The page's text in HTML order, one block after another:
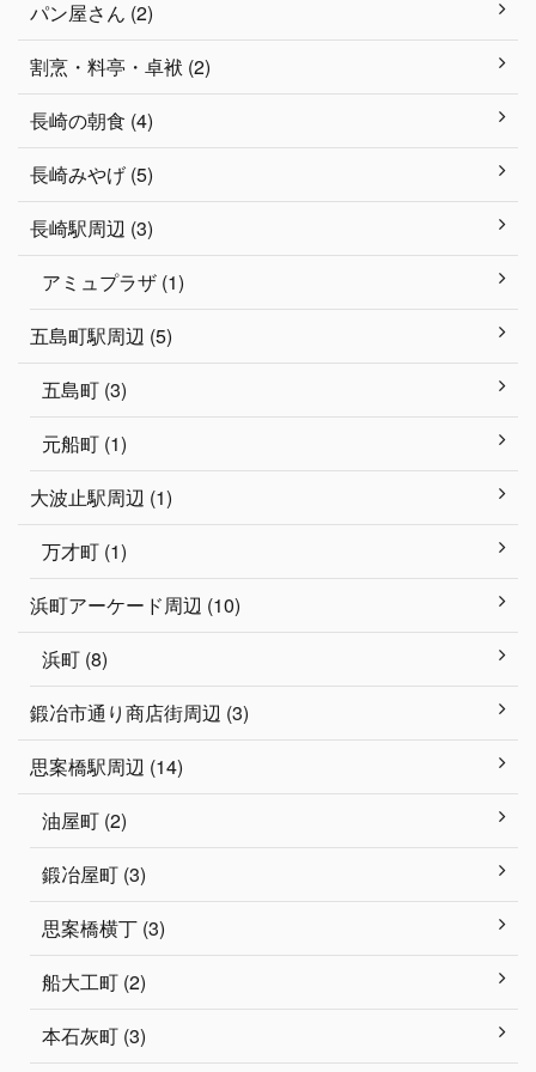
パン屋さん (2)
割烹・料亭・卓袱 (2)
長崎の朝食 (4)
長崎みやげ (5)
長崎駅周辺 (3)
アミュプラザ (1)
五島町駅周辺 (5)
五島町 (3)
元船町 (1)
大波止駅周辺 (1)
万才町 (1)
浜町アーケード周辺 (10)
浜町 (8)
鍛冶市通り商店街周辺 (3)
思案橋駅周辺 (14)
油屋町 (2)
鍛冶屋町 (3)
思案橋横丁 (3)
船大工町 (2)
本石灰町 (3)